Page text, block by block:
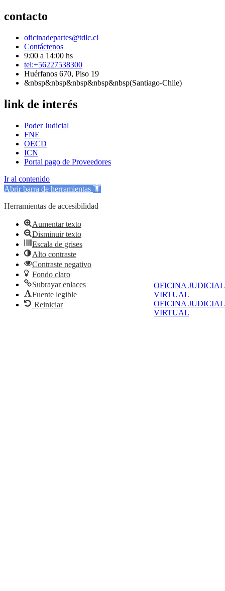
OFICINA JUDICIAL
VIRTUAL
OFICINA JUDICIAL
VIRTUAL
contacto
oficinadepartes@tdlc.cl
Contáctenos
9:00 a 14:00 hs
tel:+56227538300
Huérfanos 670, Piso 19
&nbsp&nbsp&nbsp&nbsp&nbsp(Santiago-Chile)
link de interés
Poder Judicial
FNE
OECD
ICN
Portal pago de Proveedores
Ir al contenido
Abrir barra de herramientas
Herramientas de accesibilidad
Aumentar texto
Disminuir texto
Escala de grises
Alto contraste
Contraste negativo
Fondo claro
Subrayar enlaces
Fuente legible
Reiniciar